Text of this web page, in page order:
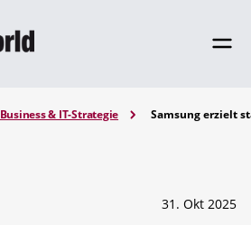
Business & IT-Strategie Samsung erzielt
31. Okt 2025